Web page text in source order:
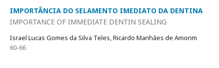
IMPORTÂNCIA DO SELAMENTO IMEDIATO DA DENTINA
IMPORTANCE OF IMMEDIATE DENTIN SEALING
Israel Lucas Gomes da Silva Teles, Ricardo Manhães de Amorim
60-66